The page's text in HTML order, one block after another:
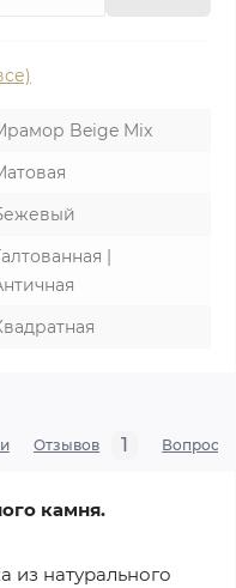
Beige Mix
|
Отзывов 1 Вопросы
камня.
натурального